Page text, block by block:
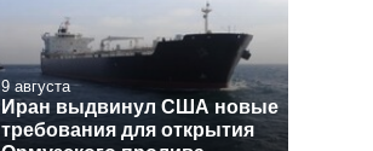
9 августа
Иран выдвинул США новые
требования для открытия